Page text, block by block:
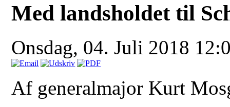
Med landsholdet til
Onsdag, 04. Juli 2018
Af generalmajor Kurt